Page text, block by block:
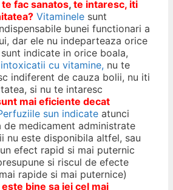
fac sanatos, te intaresc, iti
Vitaminele sunt
bunei functionari a
dar ele nu indeparteaza orice
indicate in orice boala,
intoxicatii cu vitamine, nu te
indiferent de cauza bolii, nu iti
si nu te intaresc
mai eficiente decat
sun indicate atunci
de medicament administrate
nu este disponibila altfel, sau
efect rapid si mai puternic
si riscul de efecte
rapide si mai puternice)
bine sa iei cel mai